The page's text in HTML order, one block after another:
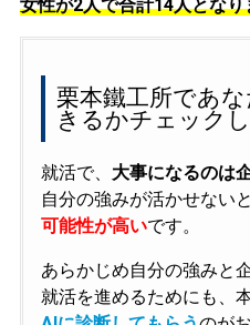
女性が2人で合計14人となり
栗本鐵工所であ
きるかチェック
就活で、 大事になるのは
自分の強みが活かせない
可能性が高いです。
あらかじめ自分の強みと
就活を進めるためにも、